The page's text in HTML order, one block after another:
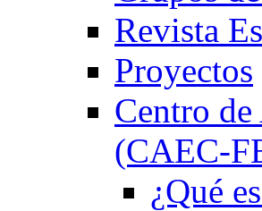
Revista
Proyectos
Centro
(CAEC-
¿Qué